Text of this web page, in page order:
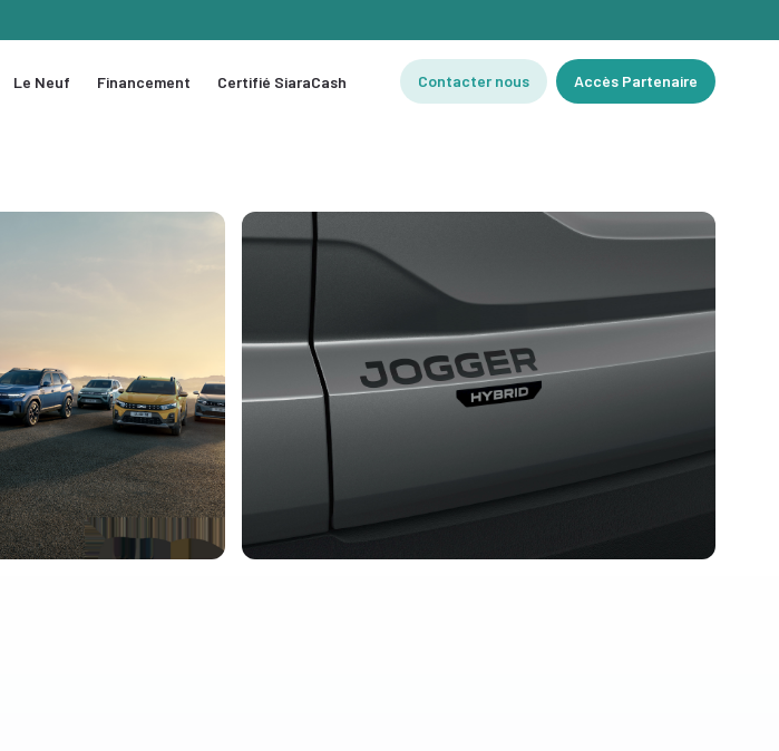
Le Neuf Financement Certifié SiaraCash Contacter nous Accès Partenaire